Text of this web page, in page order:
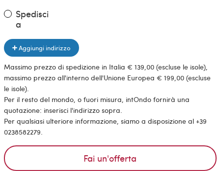
Spedisci
a
Aggiungi indirizzo
Massimo prezzo di spedizione in Italia € 139,00 (escluse le isole),
massimo prezzo all'interno dell'Unione Europea € 199,00 (escluse
le isole).
Per il resto del mondo, o fuori misura, intOndo fornirà una
quotazione: inserisci l'indirizzo sopra.
Per qualsiasi ulteriore informazione, siamo a disposizione al +39
0238582279.
Fai un'offerta